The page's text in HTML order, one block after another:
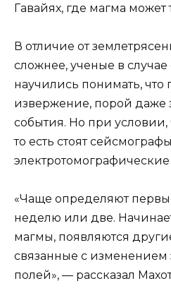
Гавайях, где магма может
В отличие от
сложнее, ученые в случае
научились понимать, что
извержение, порой даже
события. Но при условии,
то есть стоят
«Чаще определяют
неделю или две.
магмы, появляются
связанные с изменением
полей», — рассказал